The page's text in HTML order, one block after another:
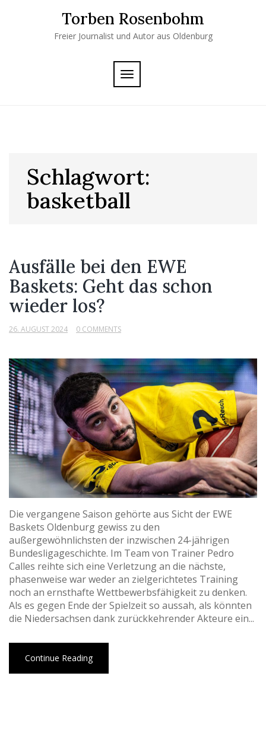
Torben Rosenbohm
Freier Journalist und Autor aus Oldenburg
TOGGLE
NAVIGATION
Schlagwort:
basketball
Ausfälle bei den EWE
Baskets: Geht das schon
wieder los?
26. AUGUST 2024 0 COMMENTS
Die vergangene Saison gehörte aus Sicht der EWE
Baskets Oldenburg gewiss zu den
außergewöhnlichsten der inzwischen 24-jährigen
Bundesligageschichte. Im Team von Trainer Pedro
Calles reihte sich eine Verletzung an die nächste,
phasenweise war weder an zielgerichtetes Training
noch an ernsthafte Wettbewerbsfähigkeit zu denken.
Als es gegen Ende der Spielzeit so aussah, als könnten
die Niedersachsen dank zurückkehrender Akteure ein...
Continue Reading